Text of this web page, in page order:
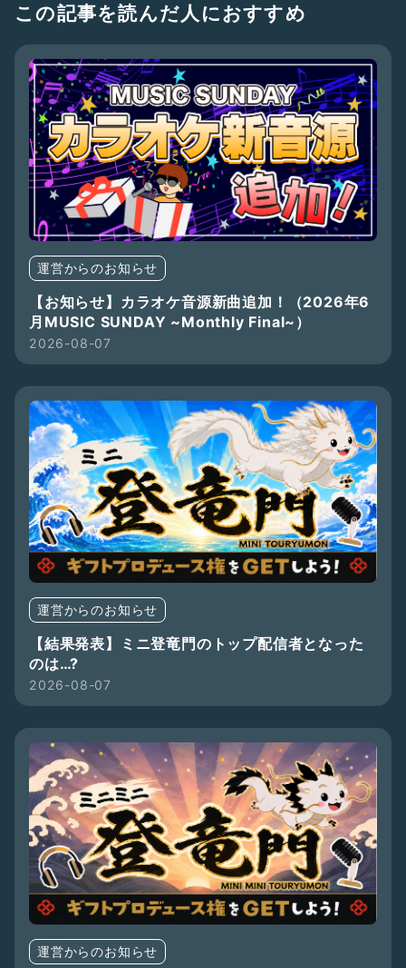
この記事を読んだ人におすすめ
運営からのお知らせ
【お知らせ】カラオケ音源新曲追加！（2026年6
月MUSIC SUNDAY ~Monthly Final~）
2026-08-07
運営からのお知らせ
【結果発表】ミニ登竜門のトップ配信者となった
のは…?
2026-08-07
運営からのお知らせ